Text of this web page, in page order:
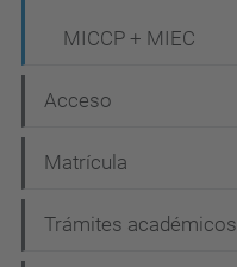
MICCP + MIEC
Acceso
Matrícula
Trámites académicos